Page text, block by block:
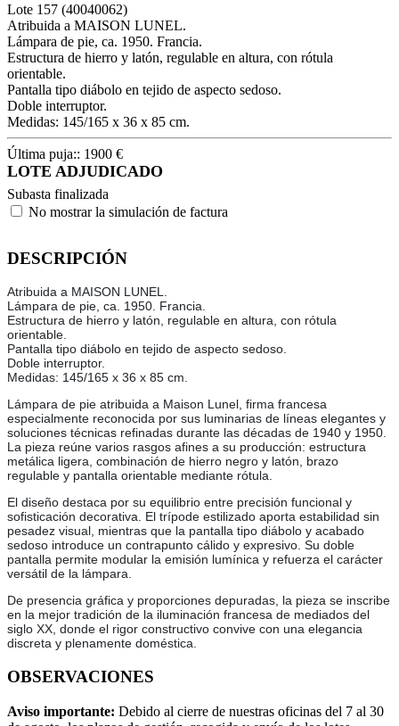
Lote 157 (40040062)
Atribuida a MAISON LUNEL.
Lámpara de pie, ca. 1950. Francia.
Estructura de hierro y latón, regulable en altura, con rótula
orientable.
Pantalla tipo diábolo en tejido de aspecto sedoso.
Doble interruptor.
Medidas: 145/165 x 36 x 85 cm.
Última puja:: 1900 €
LOTE ADJUDICADO
Subasta finalizada
No mostrar la simulación de factura
DESCRIPCIÓN
Atribuida a MAISON LUNEL.
Lámpara de pie, ca. 1950. Francia.
Estructura de hierro y latón, regulable en altura, con rótula
orientable.
Pantalla tipo diábolo en tejido de aspecto sedoso.
Doble interruptor.
Medidas: 145/165 x 36 x 85 cm.
Lámpara de pie atribuida a Maison Lunel, firma francesa
especialmente reconocida por sus luminarias de líneas elegantes y
soluciones técnicas refinadas durante las décadas de 1940 y 1950.
La pieza reúne varios rasgos afines a su producción: estructura
metálica ligera, combinación de hierro negro y latón, brazo
regulable y pantalla orientable mediante rótula.
El diseño destaca por su equilibrio entre precisión funcional y
sofisticación decorativa. El trípode estilizado aporta estabilidad sin
pesadez visual, mientras que la pantalla tipo diábolo y acabado
sedoso introduce un contrapunto cálido y expresivo. Su doble
pantalla permite modular la emisión lumínica y refuerza el carácter
versátil de la lámpara.
De presencia gráfica y proporciones depuradas, la pieza se inscribe
en la mejor tradición de la iluminación francesa de mediados del
siglo XX, donde el rigor constructivo convive con una elegancia
discreta y plenamente doméstica.
OBSERVACIONES
Aviso importante: Debido al cierre de nuestras oficinas del 7 al 30